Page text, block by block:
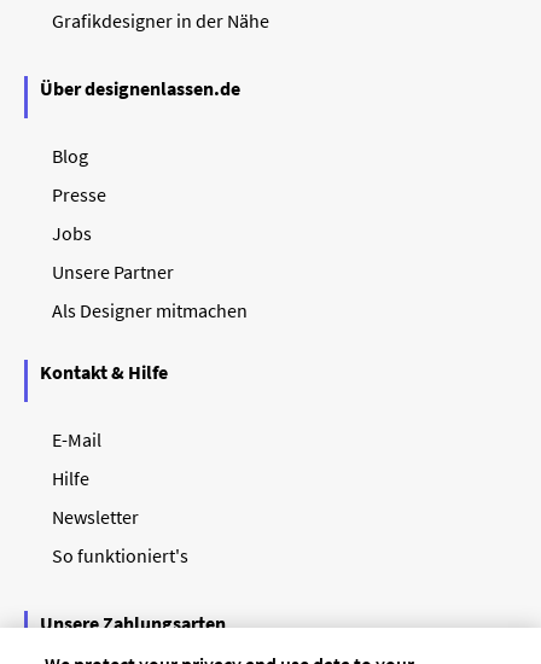
Grafikdesigner in der Nähe
Über designenlassen.de
Blog
Presse
Jobs
Unsere Partner
Als Designer mitmachen
Kontakt & Hilfe
E-Mail
Hilfe
Newsletter
So funktioniert's
Unsere Zahlungsarten